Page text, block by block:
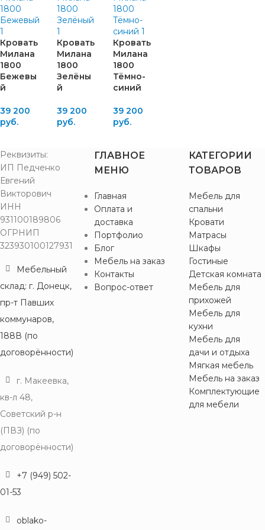
Кровать
Милана
1800
Бежевы
й
39 200
руб.
Кровать
Милана
1800
Зелёны
й
39 200
руб.
Кровать
Милана
1800
Тёмно-
синий
39 200
руб.
Реквизиты:
ИП Педченко
Евгений
Викторович
ИНН
931100189806
ОГРНИП
323930100127931
Мебельный
склад: г. Донецк,
пр-т Павших
коммунаров,
188В (по
договорённости)
г. Макеевка,
кв-л 48,
Советский р-н
(ПВЗ) (по
договорённости)
+7 (949) 502-
01-53
oblako-
ГЛАВНОЕ
МЕНЮ
Главная
Оплата и
доставка
Портфолио
Блог
Мебель на заказ
Контакты
Вопрос-ответ
КАТЕГОРИИ
ТОВАРОВ
Мебель для
спальни
Кровати
Матрасы
Шкафы
Гостиные
Детская комната
Мебель для
прихожей
Мебель для
кухни
Мебель для
дачи и отдыха
Мягкая мебель
Мебель на заказ
Комплектующие
для мебели